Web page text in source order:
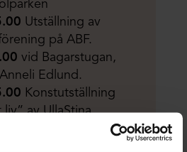
Utställning av
på ABF.
vid Bagarstugan,
Edlund.
Konstutställning
av UllaStina